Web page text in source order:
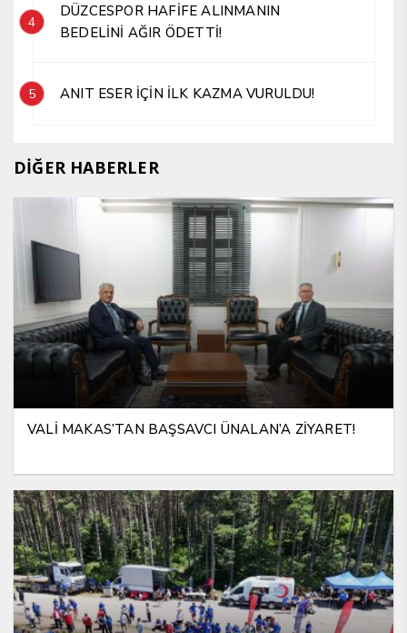
4
DÜZCESPOR HAFİFE ALINMANIN
BEDELİNİ AĞIR ÖDETTİ!
5 ANIT ESER İÇİN İLK KAZMA VURULDU!
DİĞER HABERLER
VALİ MAKAS’TAN BAŞSAVCI ÜNALAN’A ZİYARET!